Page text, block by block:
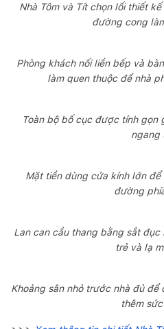
Nhà Tôm và Tít chọn lối thiết
đường cong
Phòng khách nối liền bếp và
làm quen thuộc để nhà
Toàn bộ bố cục được tính gọn
ngang
Mặt tiền dùng cửa kính lớn
đường
Lan can cầu thang bằng sắt
trẻ và lạ
Khoảng sân nhỏ trước nhà đủ
thêm